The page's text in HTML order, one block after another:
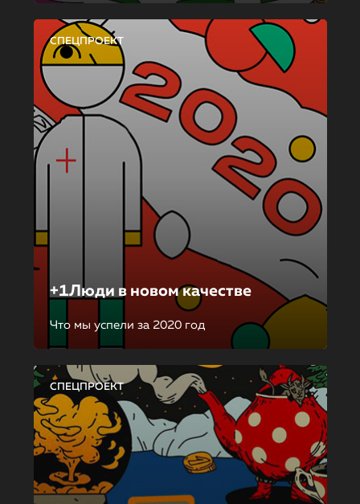
СПЕЦПРОЕКТ
+1Люди в новом качестве
Что мы успели за 2020 год
СПЕЦПРОЕКТ